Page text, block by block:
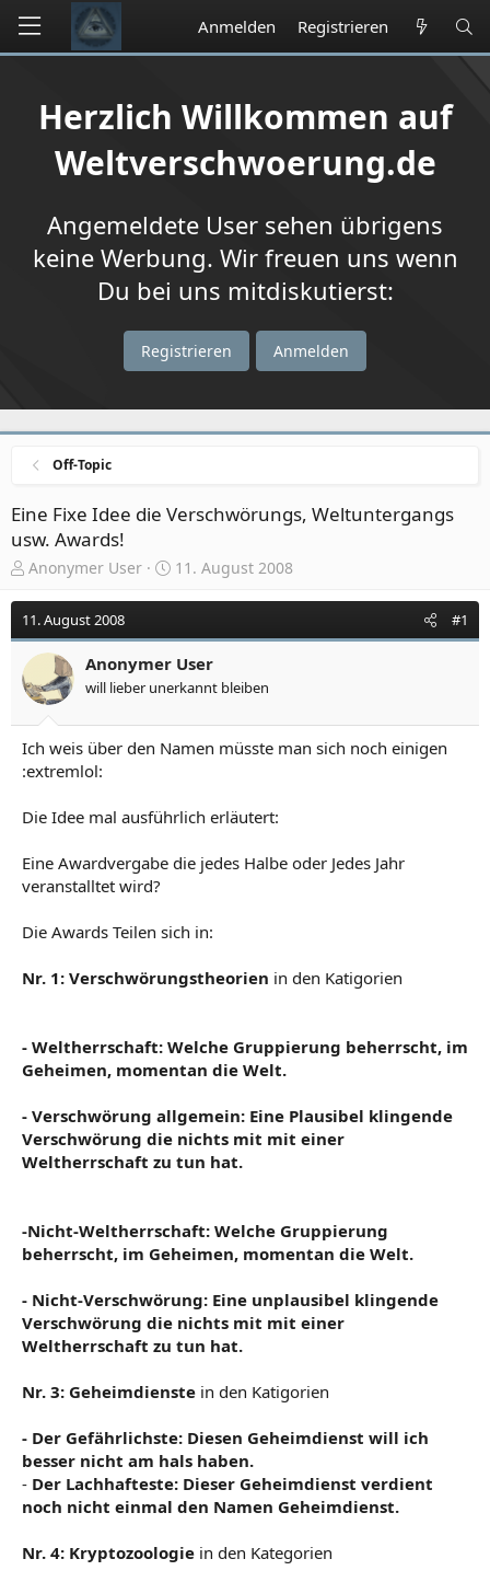
Anmelden Registrieren
Herzlich Willkommen auf
Weltverschwoerung.de
Angemeldete User sehen übrigens
keine Werbung. Wir freuen uns wenn
Du bei uns mitdiskutierst:
Registrieren Anmelden
Off-Topic
Eine Fixe Idee die Verschwörungs, Weltuntergangs
usw. Awards!
E
s
l
r
Anonymer User
E
s
l
l
a
m
11. August 2008
11. August 2008 #1
Anonymer User
will lieber unerkannt bleiben
Ich weis über den Namen müsste man sich noch einigen
:extremlol:
Die Idee mal ausführlich erläutert:
Eine Awardvergabe die jedes Halbe oder Jedes Jahr
veranstalltet wird?
Die Awards Teilen sich in:
Nr. 1: Verschwörungstheorien in den Katigorien
- Weltherrschaft: Welche Gruppierung beherrscht, im
Geheimen, momentan die Welt.
- Verschwörung allgemein: Eine Plausibel klingende
Verschwörung die nichts mit mit einer
Weltherrschaft zu tun hat.
-Nicht-Weltherrschaft: Welche Gruppierung
beherrscht, im Geheimen, momentan die Welt.
- Nicht-Verschwörung: Eine unplausibel klingende
Verschwörung die nichts mit mit einer
Weltherrschaft zu tun hat.
Nr. 3: Geheimdienste in den Katigorien
- Der Gefährlichste: Diesen Geheimdienst will ich
besser nicht am hals haben.
- Der Lachhafteste: Dieser Geheimdienst verdient
noch nicht einmal den Namen Geheimdienst.
Nr. 4: Kryptozoologie in den Kategorien